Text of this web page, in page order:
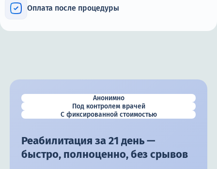
Оплата после процедуры
Анонимно
Под контролем врачей
С фиксированной стоимостью
Реабилитация за 21 день —
быстро, полноценно, без срывов